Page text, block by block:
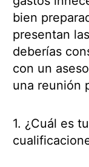
bien
presentan
deberías
con un
una reunión
1. ¿Cuál es